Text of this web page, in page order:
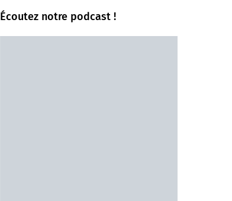
Écoutez notre podcast !